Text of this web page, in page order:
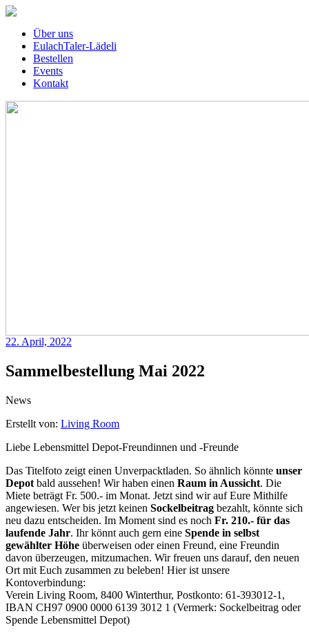
Über uns
EulachTaler-Lädeli
Bestellen
Events
Kontakt
22. April, 2022
Sammelbestellung Mai 2022
News
Erstellt von: Living Room
Liebe Lebensmittel Depot-Freundinnen und -Freunde
Das Titelfoto zeigt einen Unverpacktladen. So ähnlich könnte unser
Depot bald aussehen! Wir haben einen Raum in Aussicht. Die
Miete beträgt Fr. 500.- im Monat. Jetzt sind wir auf Eure Mithilfe
angewiesen. Wer bis jetzt keinen Sockelbeitrag bezahlt, könnte sich
neu dazu entscheiden. Im Moment sind es noch Fr. 210.- für das
laufende Jahr. Ihr könnt auch gern eine Spende in selbst
gewählter Höhe überweisen oder einen Freund, eine Freundin
davon überzeugen, mitzumachen. Wir freuen uns darauf, den neuen
Ort mit Euch zusammen zu beleben! Hier ist unsere
Kontoverbindung:
Verein Living Room, 8400 Winterthur, Postkonto: 61-393012-1,
IBAN CH97 0900 0000 6139 3012 1 (Vermerk: Sockelbeitrag oder
Spende Lebensmittel Depot)